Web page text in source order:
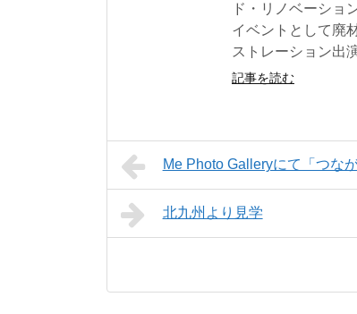
ド・リノベーショ
イベントとして廃
ストレーション出
記事を読む
Me Photo Galleryにて「つな
北九州より見学